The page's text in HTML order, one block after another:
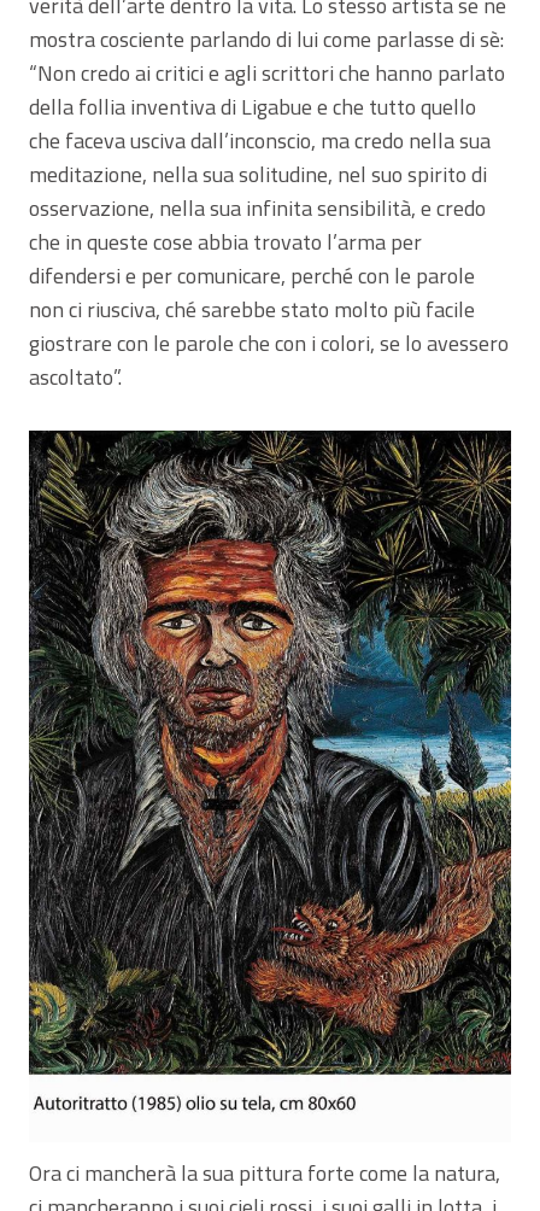
mostra cosciente parlando di lui come parlasse di sè:
“Non credo ai critici e agli scrittori che hanno parlato
della follia inventiva di Ligabue e che tutto quello
che faceva usciva dall’inconscio, ma credo nella sua
meditazione, nella sua solitudine, nel suo spirito di
osservazione, nella sua infinita sensibilità, e credo
che in queste cose abbia trovato l’arma per
difendersi e per comunicare, perché con le parole
non ci riusciva, ché sarebbe stato molto più facile
giostrare con le parole che con i colori, se lo avessero
ascoltato”.
Ora ci mancherà la sua pittura forte come la natura,